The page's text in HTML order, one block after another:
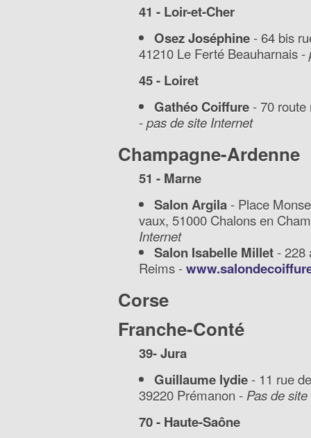
41 - Loir-et-Cher
Osez Joséphine- 64 bis
41210 Le Ferté Beauharnais -
45 - Loiret
Gathéo Coiffure- 70 route
-pas de site Internet
Champagne-Ardenne
51 - Marne
Salon Argila- Place
vaux, 51000 Chalons en
Internet
Salon Isabelle Millet- 228
Reims -
Corse
Franche-Conté
39- Jura
Guillaume lydie- 11 rue
39220 Prémanon - Pas de
70 - Haute-Saône